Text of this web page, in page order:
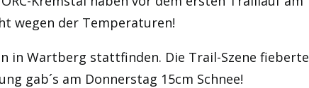
wegen der Temperaturen!
in Wartberg stattfinden. Die Trail-Szene fieberte
gab´s am Donnerstag 15cm Schnee!